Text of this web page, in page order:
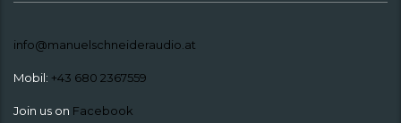
info@manuelschneideraudio.at
Mobil: +43 680 2367559
Join us on Facebook